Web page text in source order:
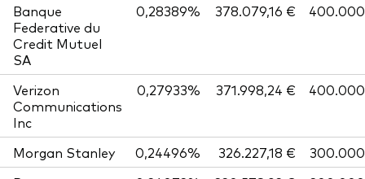
Banque
Federative du
Credit Mutuel
SA
0,28389% 378.079,16 € 400.000
Verizon
Communications
Inc
0,27933% 371.998,24 € 400.000
Morgan Stanley 0,24496% 326.227,18 €
300.000